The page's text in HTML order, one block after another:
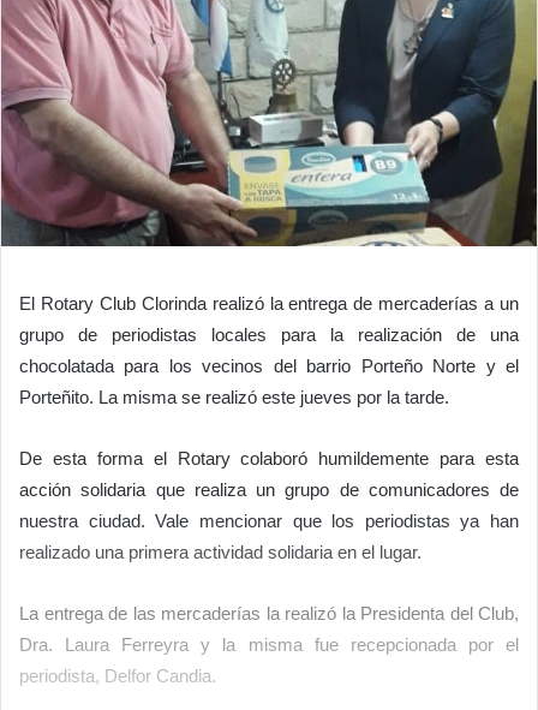
El Rotary Club Clorinda realizó la entrega de mercaderías a un
grupo de periodistas locales para la realización de una
chocolatada para los vecinos del barrio Porteño Norte y el
Porteñito. La misma se realizó este jueves por la tarde.
De esta forma el Rotary colaboró humildemente para esta
acción solidaria que realiza un grupo de comunicadores de
nuestra ciudad. Vale mencionar que los periodistas ya han
realizado una primera actividad solidaria en el lugar.
La entrega de las mercaderías la realizó la Presidenta del Club,
Dra. Laura Ferreyra y la misma fue recepcionada por el
periodista, Delfor Candia.